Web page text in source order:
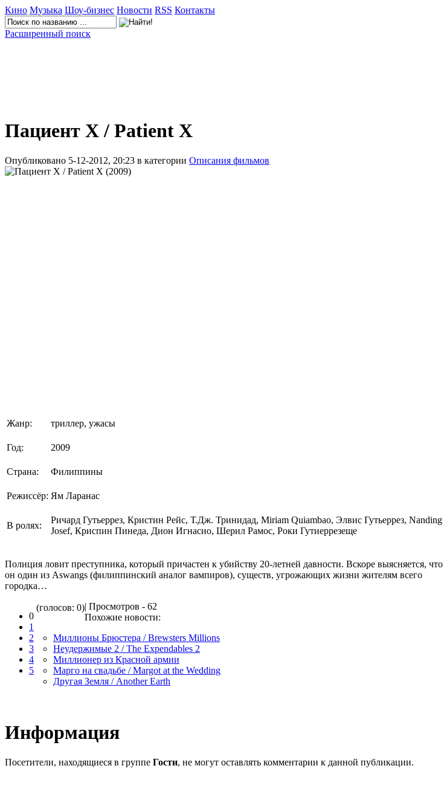
Кино Музыка Шоу-бизнес Новости RSS Контакты
Расширенный поиск
Пациент Х / Patient X
Опубликовано 5-12-2012, 20:23 в категории Описания фильмов
Жанр: триллер, ужасы
Год: 2009
Страна: Филиппины
Режиссёр: Ям Ларанас
В ролях:
Ричард Гутьеррез, Кристин Рейс, Т.Дж. Тринидад, Miriam Quiambao, Элвис Гутьеррез, Nanding
Josef, Криспин Пинеда, Дион Игнасио, Шерил Рамос, Роки Гутиеррезеще
Полиция ловит преступника, который причастен к убийству 20-летней давности. Вскоре выясняется, что
он один из Aswangs (филиппинский аналог вампиров), существ, угрожающих жизни жителям всего
городка…
0
1
2
3
4
5
(голосов: 0)| Просмотров - 62
Похожие новости:
Миллионы Брюстера / Brewsters Millions
Неудержимые 2 / The Expendables 2
Миллионер из Красной армии
Марго на свадьбе / Margot at the Wedding
Другая Земля / Another Earth
Информация
Посетители, находящиеся в группе Гости, не могут оставлять комментарии к данной публикации.